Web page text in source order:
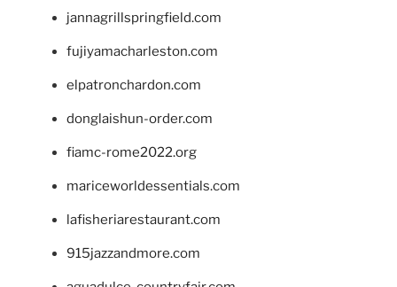
jannagrillspringfield.com
fujiyamacharleston.com
elpatronchardon.com
donglaishun-order.com
fiamc-rome2022.org
mariceworldessentials.com
lafisheriarestaurant.com
915jazzandmore.com